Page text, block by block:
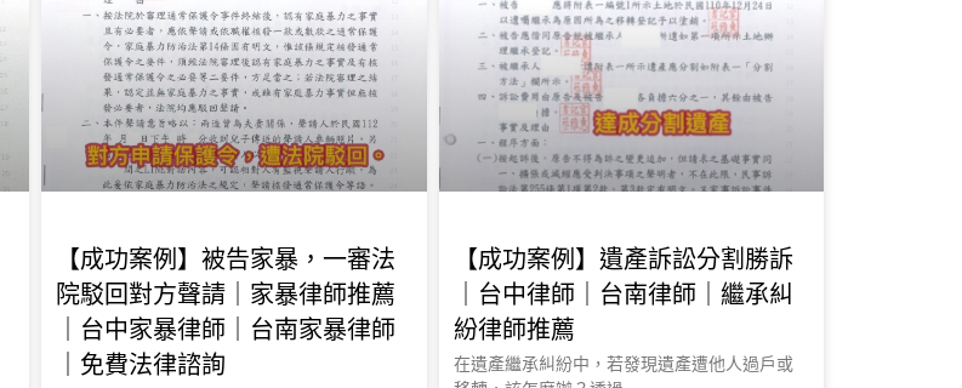
【成功案例】被告家暴，一審法
院駁回對方聲請｜家暴律師推薦
｜台中家暴律師｜台南家暴律師
｜免費法律諮詢
【成功案例】遺產訴訟分割勝訴
｜台中律師｜台南律師｜繼承糾
紛律師推薦
在遺產繼承糾紛中，若發現遺產遭他人過戶或